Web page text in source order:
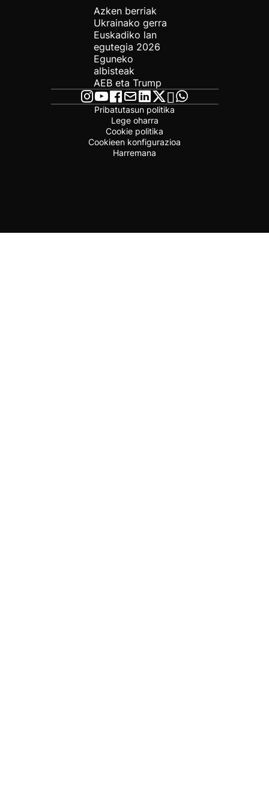
Azken berriak
Ukrainako gerra
Euskadiko lan
egutegia 2026
Eguneko
albisteak
AEB eta Trump
Pribatutasun politika
Lege oharra
Cookie politika
Cookieen konfigurazioa
Harremana